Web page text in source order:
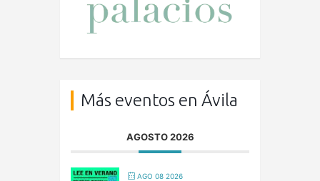
Más eventos en Ávila
AGOSTO 2026
AGO 08 2026